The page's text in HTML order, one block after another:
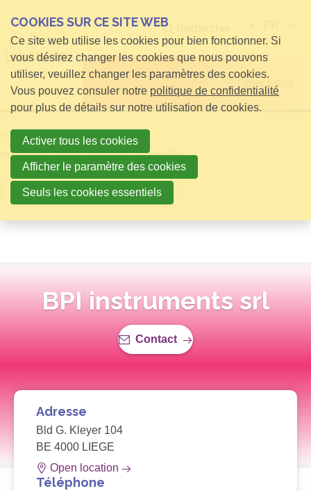
Open menu
Homeinfos pour Visiteurs
relatielijst detail publieke relatie lijst
Retour à la vue d'ensemble
BPI instruments srl
Contact
Adresse
Bld G. Kleyer 104
BE 4000 LIEGE
Open location
Téléphone
COOKIES SUR CE SITE WEB
Ce site web utilise les cookies pour bien fonctionner. Si
vous désirez changer les cookies que nous pouvons
utiliser, veuillez changer les paramètres des cookies.
Vous pouvez consuler notre politique de confidentialité
pour plus de détails sur notre utilisation de cookies.
Activer tous les cookies
Afficher le paramètre des cookies
Seuls les cookies essentiels